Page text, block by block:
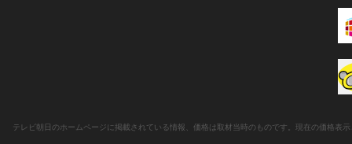
テレビ朝日のホームページに掲載されている情報、価格は取材当時のものです。現在の価格表